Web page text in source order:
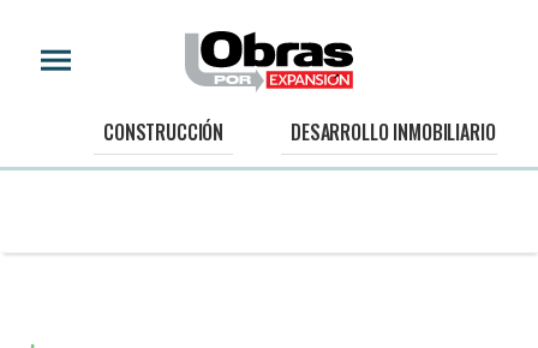
CONSTRUCCIÓN DESARROLLO INMOBILIARIO